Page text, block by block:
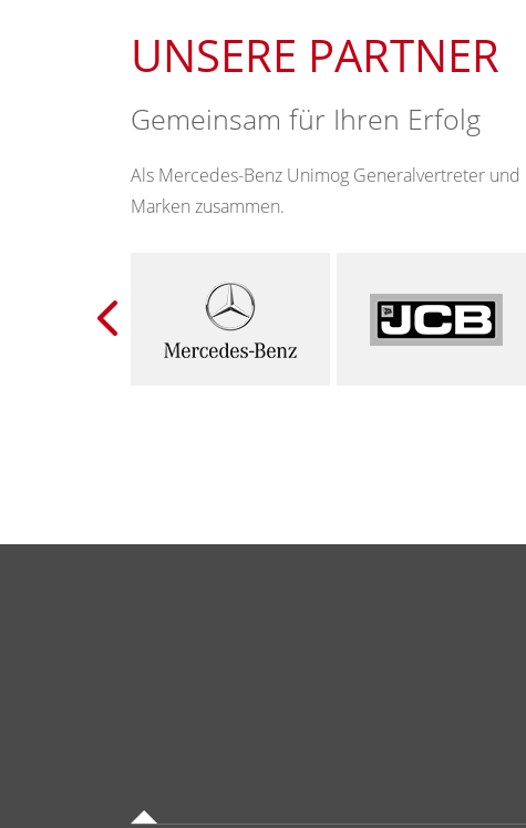
UNSERE PARTNER
Gemeinsam für Ihren Erfolg
Als Mercedes-Benz Unimog Generalvertreter
Marken zusammen.